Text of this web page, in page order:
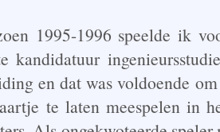
1995-1996 speelde ik
kandidatuur
en dat was voldoende
te laten meespelen in